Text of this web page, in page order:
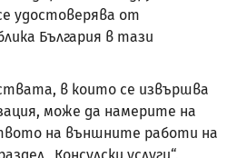
удостоверява от
България в тази
в които се извършва
може да намерите на
на външните работи на